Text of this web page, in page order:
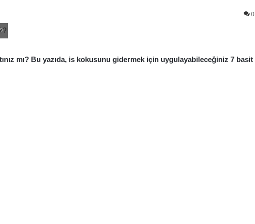
0
mı? Bu yazıda, is kokusunu gidermek için uygulayabileceğiniz 7 basit